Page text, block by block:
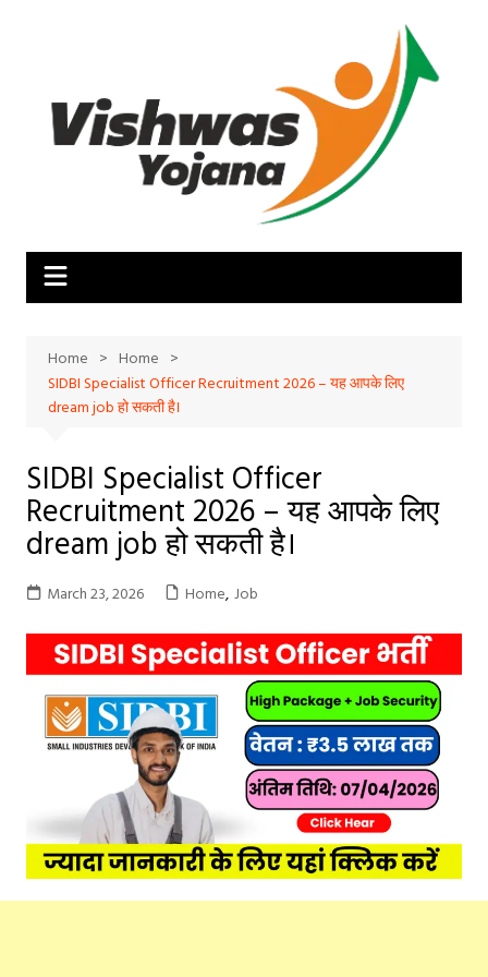
Home
Home
SIDBI Specialist Officer Recruitment 2026 – यह आपके लिए
dream job हो सकती है।
SIDBI Specialist Officer
Recruitment 2026 – यह आपके लिए
dream job हो सकती है।
March 23, 2026 Home, Job